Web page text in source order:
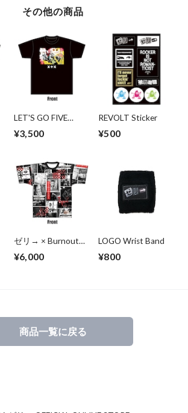
その他の商品
LET'S GO FIVE
¥3,500
REVOLT Sticker
¥500
ゼリ→ × Burnout
Now or Never T-
¥6,000
LOGO Wrist Band
¥800
商品一覧に戻る